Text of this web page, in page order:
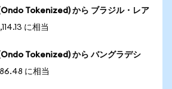
Tokenized) から ブラジル・レア
に相当
Tokenized) から バングラデシ
に相当